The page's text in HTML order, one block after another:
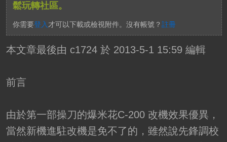
鬆玩轉社區。
你需要登入 才可以下載或檢視附件。沒有帳號？ 註冊
本文章最後由 c1724 於 2013-5-1 15:59 編輯
前言
由於第一部操刀的爆米花C-200 改機效果優異，
當然新機進駐改機是免不了的，雖然說先鋒調校